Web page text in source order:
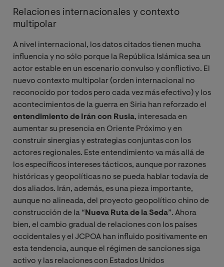
Relaciones internacionales y contexto
multipolar
A nivel internacional, los datos citados tienen mucha
influencia y no sólo porque la República Islámica sea un
actor estable en un escenario convulso y conflictivo. El
nuevo contexto multipolar (orden internacional no
reconocido por todos pero cada vez más efectivo) y los
acontecimientos de la guerra en Siria han reforzado el
entendimiento de Irán con Rusia, interesada en
aumentar su presencia en Oriente Próximo y en
construir sinergias y estrategias conjuntas con los
actores regionales. Este entendimiento va más allá de
los específicos intereses tácticos, aunque por razones
históricas y geopolíticas no se pueda hablar todavía de
dos aliados. Irán, además, es una pieza importante,
aunque no alineada, del proyecto geopolítico chino de
construcción de la “ Nueva Ruta de la Seda”. Ahora
bien, el cambio gradual de relaciones con los países
occidentales y el JCPOA han influido positivamente en
esta tendencia, aunque el régimen de sanciones siga
activo y las relaciones con Estados Unidos